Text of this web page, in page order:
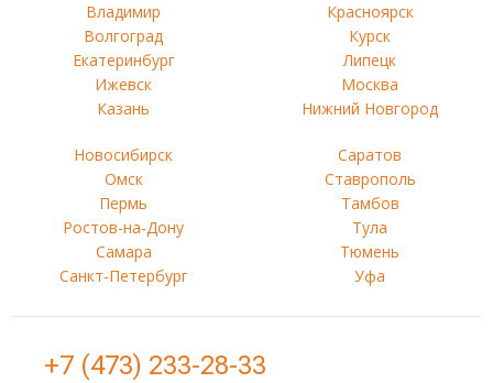
Владимир
Волгоград
Екатеринбург
Ижевск
Казань
Красноярск
Курск
Липецк
Москва
Нижний Новгород
Новосибирск
Омск
Пермь
Ростов-на-Дону
Самара
Санкт-Петербург
Саратов
Ставрополь
Тамбов
Тула
Тюмень
Уфа
+7 (473) 233-28-33